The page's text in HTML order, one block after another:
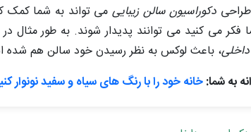
دکوراسیون سالن زیبایی می تواند به شما کمک
می کنید می توانند پدیدار شوند. به طور
، باعث لوکس به نظر رسیدن خود سالن هم
به شما:خانه خود را با رنگ های سیاه و سفید نونوار